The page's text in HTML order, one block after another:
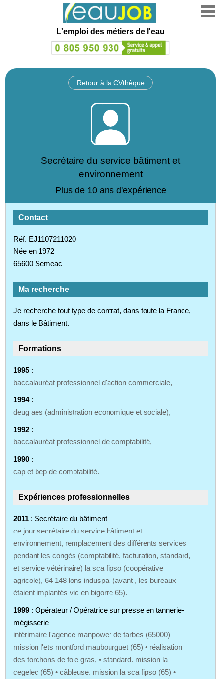
L'emploi des métiers de l'eau
Retour à la CVthèque
Secrétaire du service bâtiment et
environnement
Plus de 10 ans d'expérience
Contact
Réf. EJ1107211020
Née en 1972
65600 Semeac
Ma recherche
Je recherche tout type de contrat, dans toute la France,
dans le Bâtiment.
Formations
1995 :
baccalauréat professionnel d'action commerciale,
1994:
deug aes (administration economique et sociale),
1992 :
baccalauréat professionnel de comptabilité,
1990 :
cap et bep de comptabilité.
Expériences professionnelles
2011 : Secrétaire du bâtiment
ce jour secrétaire du service bâtiment et
environnement, remplacement des différents services
pendant les congés (comptabilité, facturation, standard,
et service vétérinaire) la sca fipso (coopérative
agricole), 64 148 lons induspal (avant , les bureaux
étaient implantés vic en bigorre 65).
1999 : Opérateur / Opératrice sur presse en tannerie-
mégisserie
intérimaire l'agence manpower de tarbes (65000)
mission l'ets montford maubourguet (65) • réalisation
des torchons de foie gras, • standard. mission la
cegelec (65) • câbleuse. mission la sca fipso (65) •